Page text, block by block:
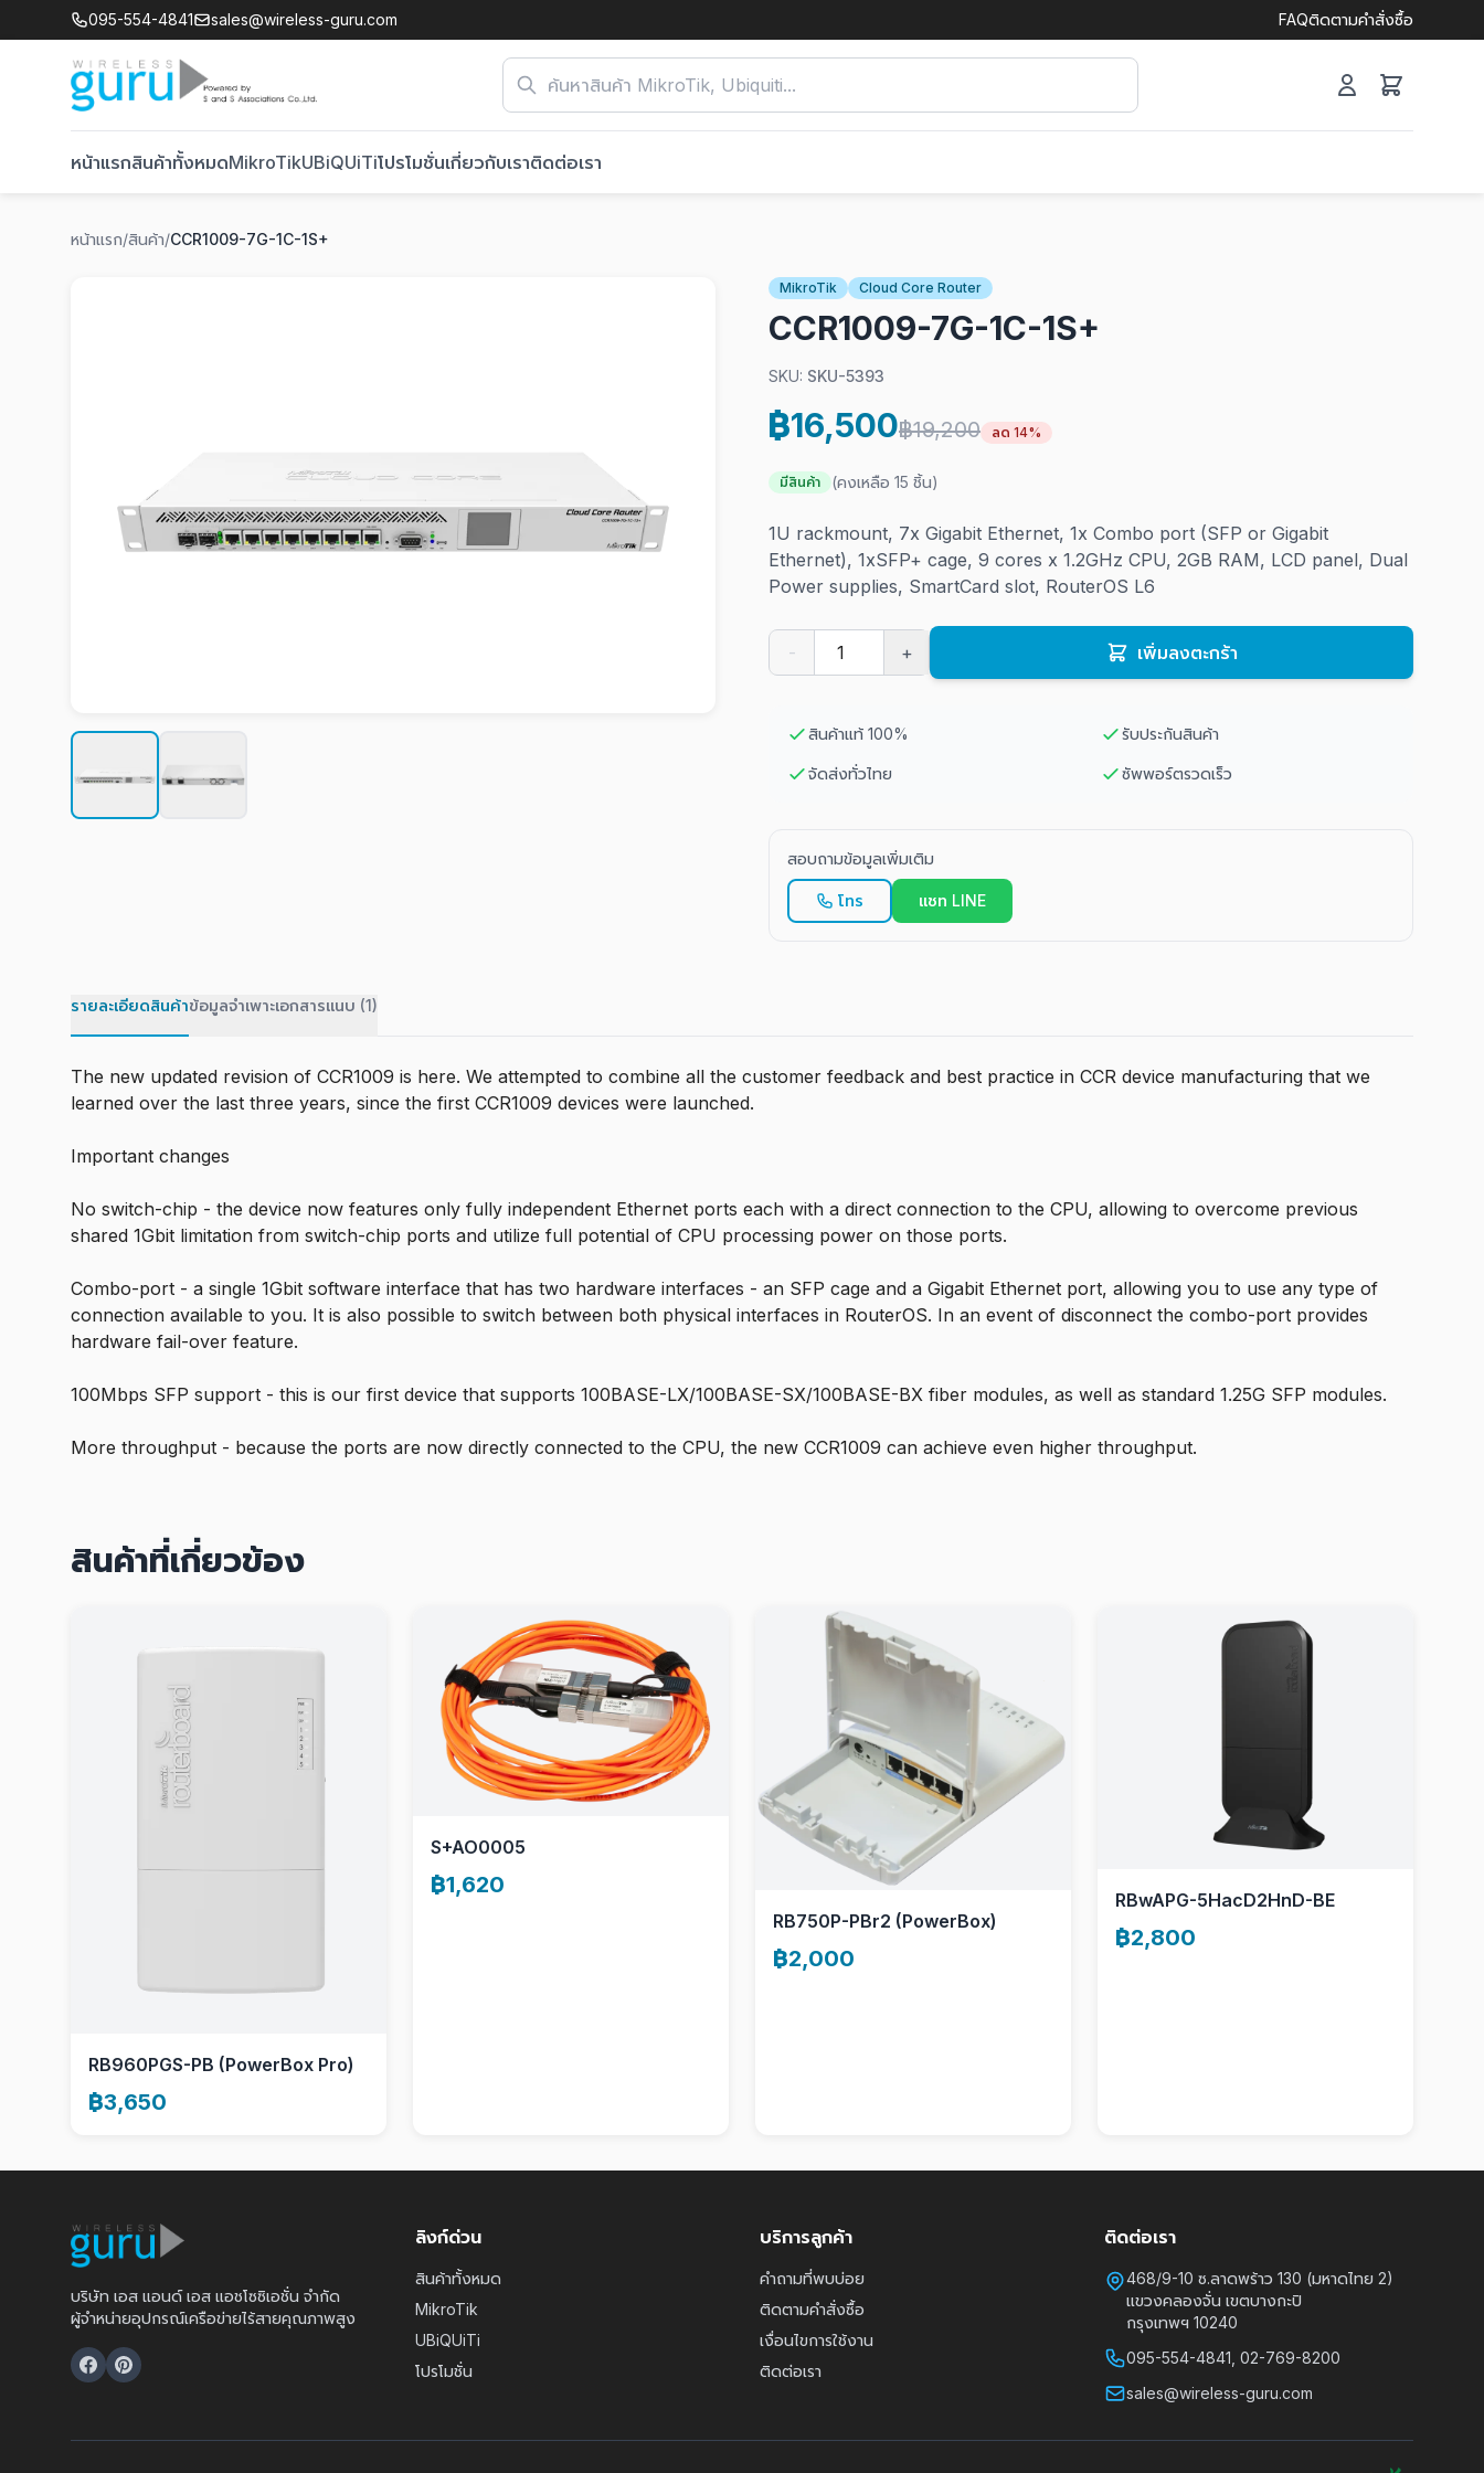
095-554-4841 sales@wireless-guru.com FAQติดตามคำสั่งซื้อ
หน้าแรกสินค้าทั้งหมดMikroTikUBiQUiTiโปรโมชั่นเกี่ยวกับเราติดต่อเรา
หน้าแรก/สินค้า/CCR1009-7G-1C-1S+
MikroTik Cloud Core Router
CCR1009-7G-1C-1S+
SKU: SKU-5393
฿16,500฿19,200 ลด 14%
มีสินค้า (คงเหลือ 15 ชิ้น)
1U rackmount, 7x Gigabit Ethernet, 1x Combo port (SFP or Gigabit
Ethernet), 1xSFP+ cage, 9 cores x 1.2GHz CPU, 2GB RAM, LCD panel, Dual
Power supplies, SmartCard slot, RouterOS L6
- + เพิ่มลงตะกร้า
สินค้าแท้ 100% รับประกันสินค้า
จัดส่งทั่วไทย ซัพพอร์ตรวดเร็ว
สอบถามข้อมูลเพิ่มเติม
โทร แชท LINE
รายละเอียดสินค้าข้อมูลจำเพาะเอกสารแนบ (1)
The new updated revision of CCR1009 is here. We attempted to combine all the customer feedback and best practice in CCR device manufacturing that we
learned over the last three years, since the first CCR1009 devices were launched.
Important changes
No switch-chip - the device now features only fully independent Ethernet ports each with a direct connection to the CPU, allowing to overcome previous
shared 1Gbit limitation from switch-chip ports and utilize full potential of CPU processing power on those ports.
Combo-port - a single 1Gbit software interface that has two hardware interfaces - an SFP cage and a Gigabit Ethernet port, allowing you to use any type of
connection available to you. It is also possible to switch between both physical interfaces in RouterOS. In an event of disconnect the combo-port provides
hardware fail-over feature.
100Mbps SFP support - this is our first device that supports 100BASE-LX/100BASE-SX/100BASE-BX fiber modules, as well as standard 1.25G SFP modules.
More throughput - because the ports are now directly connected to the CPU, the new CCR1009 can achieve even higher throughput.
สินค้าที่เกี่ยวข้อง
RB960PGS-PB (PowerBox Pro)
฿3,650
S+AO0005
฿1,620
RB750P-PBr2 (PowerBox)
฿2,000
RBwAPG-5HacD2HnD-BE
฿2,800
บริษัท เอส แอนด์ เอส แอชโซซิเอชั่น จำกัด
ผู้จำหน่ายอุปกรณ์เครือข่ายไร้สายคุณภาพสูง
ลิงก์ด่วน
สินค้าทั้งหมด
MikroTik
UBiQUiTi
โปรโมชั่น
บริการลูกค้า
คำถามที่พบบ่อย
ติดตามคำสั่งซื้อ
เงื่อนไขการใช้งาน
ติดต่อเรา
ติดต่อเรา
468/9-10 ซ.ลาดพร้าว 130 (มหาดไทย 2)
แขวงคลองจั่น เขตบางกะปิ
กรุงเทพฯ 10240
095-554-4841, 02-769-8200
sales@wireless-guru.com